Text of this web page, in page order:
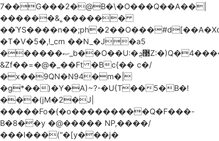
7��G���2�@B�\�O���Q��A��|
������&˿������
�T�V�5�,!_cm ��N_�J�a5
������ޞ_b��O��U:�޳ܯZ:�)Q�4�������
&Zf��=�@�_��Ft �Bc{�� c�/
�x��9QN�N94�m�|
�g*��)�Y�A)~?-�U{T��5�B�!
���(jM�2�J|
�����Fo�{�o���������Q�F���-
B�8��y �@����� NP,����/
���I���("�[y���j�